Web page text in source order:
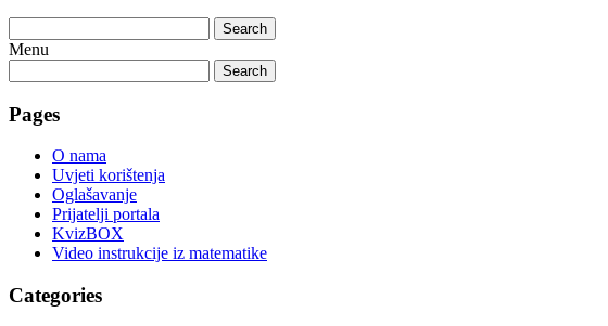
Search
Menu
Search
Pages
O nama
Uvjeti korištenja
Oglašavanje
Prijatelji portala
KvizBOX
Video instrukcije iz matematike
Categories